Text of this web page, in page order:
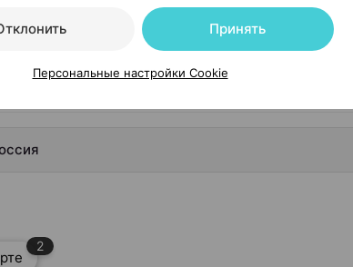
2
Принять
Персональные настройки Cookie